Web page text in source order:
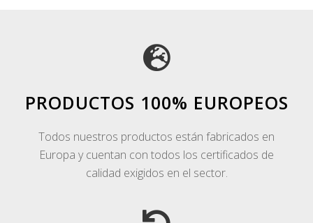
PRODUCTOS 100% EUROPEOS
Todos nuestros productos están fabricados en
Europa y cuentan con todos los certificados de
calidad exigidos en el sector.